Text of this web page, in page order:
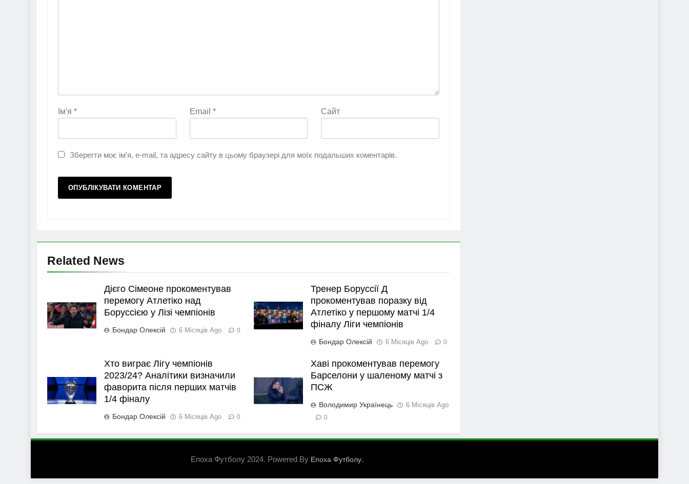
Ім'я * Email * Сайт
Зберегти моє ім'я, e-mail, та адресу сайту в цьому браузері для моїх подальших коментарів.
Related News
Дієго Сімеоне прокоментував
перемогу Атлетіко над
Боруссією у Лізі чемпіонів
Бондар Олексій 6 Місяців Ago 0
Тренер Боруссії Д
прокоментував поразку від
Атлетіко у першому матчі 1/4
фіналу Ліги чемпіонів
Бондар Олексій 6 Місяців Ago 0
Хто виграє Лігу чемпіонів
2023/24? Аналітики визначили
фаворита після перших матчів
1/4 фіналу
Бондар Олексій 6 Місяців Ago 0
Хаві прокоментував перемогу
Барселони у шаленому матчі з
ПСЖ
Володимир Українець 6 Місяців Ago
0
Епоха Футболу 2024. Powered By Епоха Футболу.